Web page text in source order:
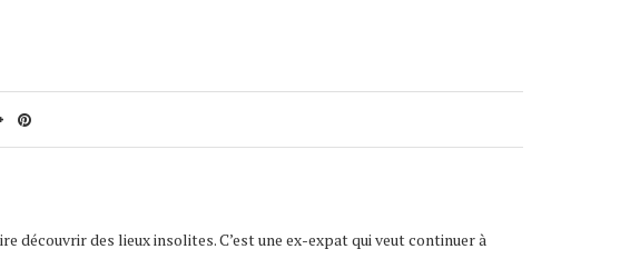
découvrir des lieux insolites. C’est une ex-expat qui veut continuer à